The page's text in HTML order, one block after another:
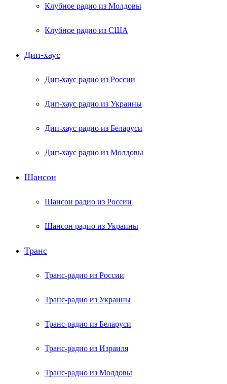
Клубное радио из Молдовы
Клубное радио из США
Дип-хаус
Дип-хаус радио из России
Дип-хаус радио из Украины
Дип-хаус радио из Беларуси
Дип-хаус радио из Молдовы
Шансон
Шансон радио из России
Шансон радио из Украины
Транс
Транс-радио из России
Транс-радио из Украины
Транс-радио из Беларуси
Транс-радио из Израиля
Транс-радио из Молдовы